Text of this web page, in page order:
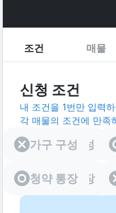
조건 매물
신청 조건
내 조건을 1번만 입력하
각 매물의 조건에 만족
가구 구성
가구 구성
청약 통장
청약 통장